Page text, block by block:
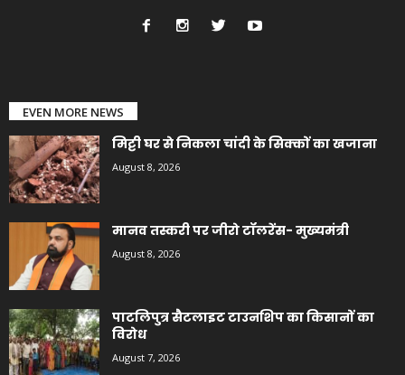
EVEN MORE NEWS
मिट्टी घर से निकला चांदी के सिक्कों का खजाना
August 8, 2026
मानव तस्करी पर जीरो टॉलरेंस- मुख्यमंत्री
August 8, 2026
पाटलिपुत्र सैटलाइट टाउनशिप का किसानों का
विरोध
August 7, 2026